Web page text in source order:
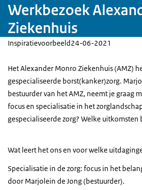
Werkbezoek
Ziekenhuis
Inspiratievoorbeeld24-06-2021
Het Alexander Monro Ziekenhuis (AMZ)
gespecialiseerde borst(kanker)zorg.
bestuurder van het AMZ, neemt je graag
focus en specialisatie in het
gespecialiseerde zorg? Welke uitkomsten
Wat leert het ons en voor welke
Specialisatie in de zorg: focus in het
door Marjolein de Jong (bestuurder).